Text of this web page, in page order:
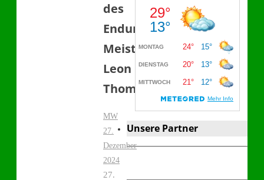
des
Enduro-
Meisters
Leon
Thoms
MW
27.
Dezember
2024
27.
Unsere Partner